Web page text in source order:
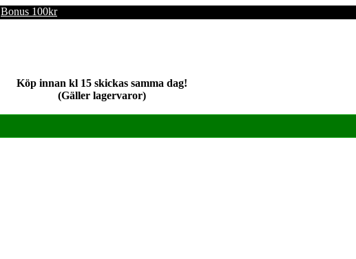
Bonus 100kr
Köp innan kl 15 skickas samma dag!
(Gäller lagervaror)